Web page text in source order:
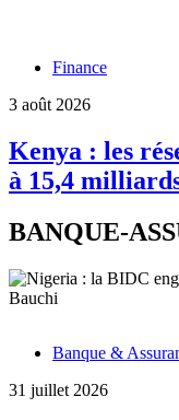
Finance
3 août 2026
Kenya : les
à 15,4
BANQUE-
Banque &
31 juillet 2026